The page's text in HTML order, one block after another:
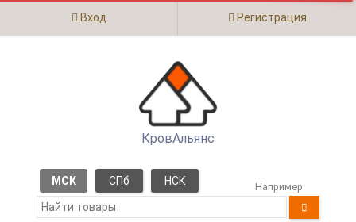
Вход Регистрация
КровАльянс
МСК СПб НСК Например: